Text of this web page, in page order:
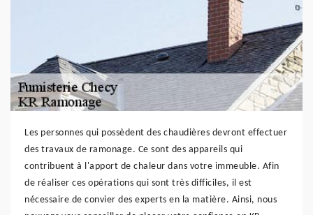
Les personnes qui possèdent des chaudières devront effectuer
des travaux de ramonage. Ce sont des appareils qui
contribuent à l'apport de chaleur dans votre immeuble. Afin
de réaliser ces opérations qui sont très difficiles, il est
nécessaire de convier des experts en la matière. Ainsi, nous